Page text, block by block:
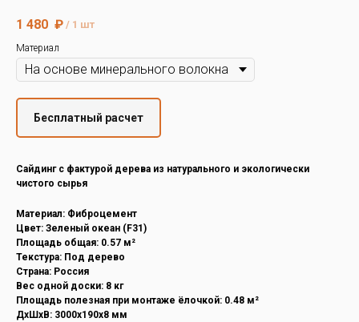
1 480 ₽ / 1 шт
Материал
Бесплатный расчет
Cайдинг с фактурой дерева из натурального и экологически
чистого сырья
Материал: Фиброцемент
Цвет: Зеленый океан (F31)
Площадь общая: 0.57 м²
Текстура: Под дерево
Страна: Россия
Вес одной доски: 8 кг
Площадь полезная при монтаже ёлочкой: 0.48 м²
ДxШxВ: 3000x190x8 мм